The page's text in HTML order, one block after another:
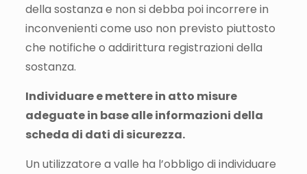
della sostanza e non si debba poi incorrere in
inconvenienti come uso non previsto piuttosto
che notifiche o addirittura registrazioni della
sostanza.
Individuare e mettere in atto misure
adeguate in base alle informazioni della
scheda di dati di sicurezza.
Un utilizzatore a valle ha l’obbligo di individuare